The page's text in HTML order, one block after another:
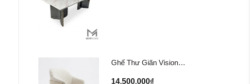
Ghế Thư Giãn Visionnaire Adele Armchair SFD11
14.500.000₫